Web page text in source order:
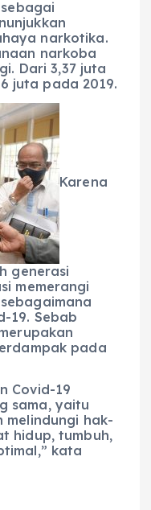
narkotika.
narkoba
Dari 3,37 juta
juta pada 2019.
Karena
generasi
memerangi
19. Sebab
pada
Covid-19
sama, yaitu
melindungi hak-
hidup, tumbuh,
kata